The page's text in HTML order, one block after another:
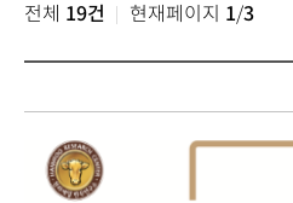
전체 19건 현재페이지 1/3